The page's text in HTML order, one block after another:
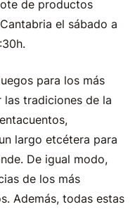
de productos
el sábado a
para los más
las tradiciones de la
largo etcétera para
De igual modo,
de los más
Además, todas estas